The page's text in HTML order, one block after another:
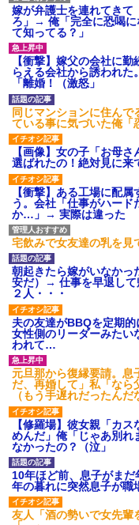
後続車にクラクション
され彼氏が逆切れ。「何
ション鳴らしてんだ！降り
いよ！」と怒鳴りだし...
【衝撃】報酬100万円超
募集がこちらｗｗｗｗｗ
あり)
【ネット騒然】惨殺され
ワマン頂き女子のこの動
げえええええｗｗｗｗｗ
ｗｗｗ
【愕然】白のクラウン
高速道路左車線を制限速
った結果
百年の恋12-899 食べ
張り合ってくる
【悲報】佐藤輝明・・・
でも盛大にやらかす←あま
しませないでくれ
嫁が弁護士を連れてきて
ろ」→ 俺「完全に恐喝に
て知ってる？」
【衝撃】嫁父の会社に
らえる会社から誘われ
「離婚！（激怒」
同じマンションに住んで
ている事に気づいた俺
【画像】女の子「お母
選ばれたの！絶対見に来
【衝撃】ある工場に配
う。会社「仕事がハー
か…」→ 実際は違った
宅飲みで女友達の乳を見
朝起きたら嫁がいなか
安だ）→ 仕事を早退して
２人・・・
夫の友達がBBQを定期的
女性側のリーダーみたい
われて…
元旦那から復縁要請。
だ、再婚して」私「なら
（もう手遅れだったんだ
【修羅場】彼女親「カ
めんだ」俺「じゃあ別
なかったの？（泣」
10年ほど前、息子がま
年の暮れに突然息子が職
友人「酒の勢いで女先輩